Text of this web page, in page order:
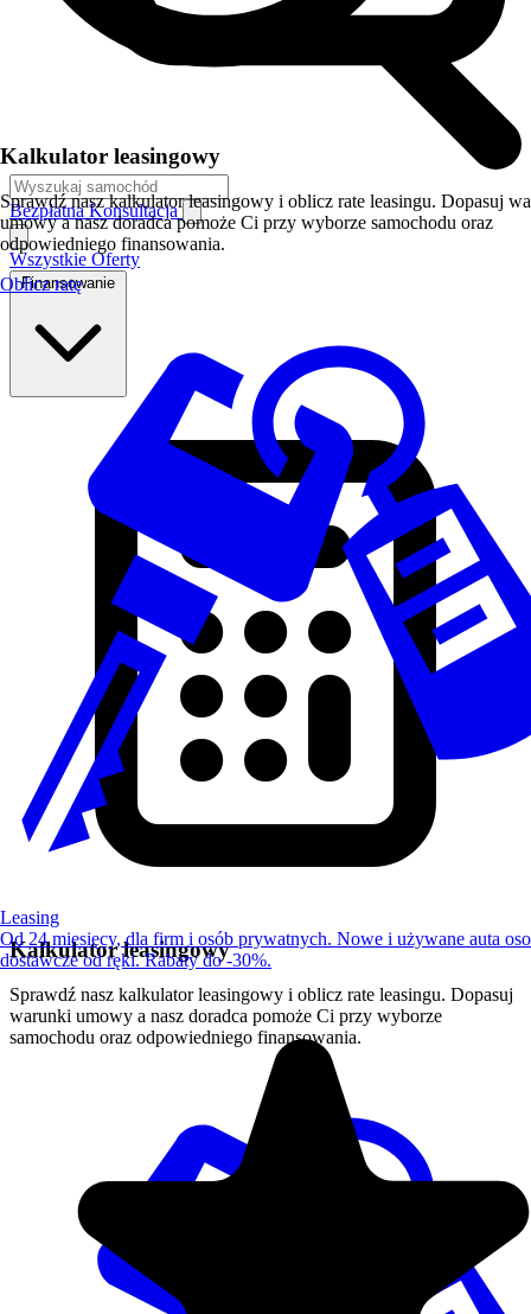
Bezpłatna Konsultacja
Wszystkie Oferty
Finansowanie
Kalkulator leasingowy
Sprawdź nasz kalkulator leasingowy i oblicz rate leasingu. Dopasuj
warunki umowy a nasz doradca pomoże Ci przy wyborze
samochodu oraz odpowiedniego finansowania.
Kalkulator leasingowy
Sprawdź nasz kalkulator leasingowy i oblicz rate leasingu. Dopasuj
umowy a nasz doradca pomoże Ci przy wyborze samochodu oraz
odpowiedniego finansowania.
Oblicz ratę
Leasing
Od 24 miesięcy, dla firm i osób prywatnych. Nowe i używane auta
dostawcze od ręki. Rabaty do -30%.